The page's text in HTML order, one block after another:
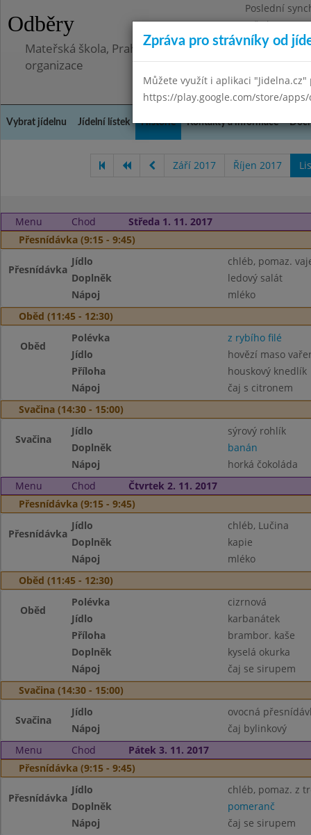
Odběry
Poslední
Středa
Mateřská škola, Praha 5 - Barrandov, Lohniského
organizace
Vybrat jídelnu Jídelní lístek Historie Kontakty a informace
Září 2017 Říjen 2017
Menu Chod
Středa 1. 11. 2017
Přesnídávka (9:15 - 9:45)
Přesnídávka
Jídlo
chléb, pomaz.
Doplněk
ledový salát
Nápoj
mléko
Oběd (11:45 - 12:30)
Oběd
Polévka
z rybího filé
Jídlo
hovězí maso
Příloha
houskový knedlík
Nápoj
čaj s citronem
Svačina (14:30 - 15:00)
Svačina
Jídlo
sýrový rohlík
Doplněk
banán
Nápoj
horká čokoláda
Menu
Chod
Čtvrtek 2. 11. 2017
Přesnídávka (9:15 - 9:45)
Přesnídávka
Jídlo
chléb, Lučina
Doplněk
kapie
Nápoj
mléko
Oběd (11:45 - 12:30)
Oběd
Polévka
cizrnová
Jídlo
karbanátek
Příloha
brambor. kaše
Doplněk
kyselá okurka
Nápoj
čaj se sirupem
Svačina (14:30 - 15:00)
Svačina
Jídlo
ovocná
Nápoj
čaj bylinkový
Menu
Chod
Pátek 3. 11. 2017
Přesnídávka (9:15 - 9:45)
Přesnídávka
Jídlo
chléb, pomaz. z
Doplněk
pomeranč
Nápoj
čaj se sirupem
Zpráva pro strávníky od
Můžete využít i aplikaci
https://play.google.com/store/